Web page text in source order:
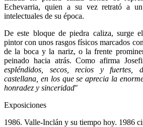
Echevarria, quien a su vez retrató a
intelectuales de su época.
De este bloque de piedra caliza, surge
pintor con unos rasgos físicos marcados
de la boca y la nariz, o la frente
peinado hacia atrás. Como afirma
espléndidos, secos, recios y fuertes,
castellana, en los que se aprecia la
honradez y sinceridad"
Exposiciones
1986. Valle-Inclán y su tiempo hoy. 1986